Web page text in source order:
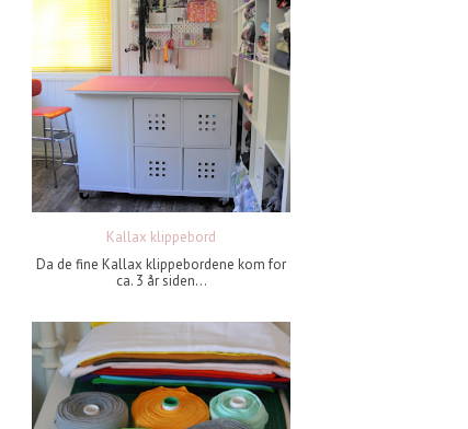
Kallax klippebord
Da de fine Kallax klippebordene kom for
ca. 3 år siden...